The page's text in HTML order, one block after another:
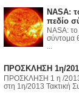
NASA:
πεδίο
NASA: το
σύντομα
ΠΡΟΣΚΛΗΣΗ 1η/
ΠΡΟΣΚΛΗΣΗ 1 η /2013
στη 1η/2013 Τακτική